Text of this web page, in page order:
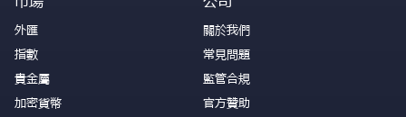
外匯
指數
貴金屬
加密貨幣
關於我們
常見問題
監管合規
官方贊助